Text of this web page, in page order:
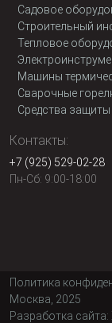
Садовое
Строительный
Тепловое
Машины
Сварочные
Средства
Контакты:
+7 (925) 529-02-28
Пн-Сб: 9:00-18:00
Политика
Москва, 2025
Разработка сайта: